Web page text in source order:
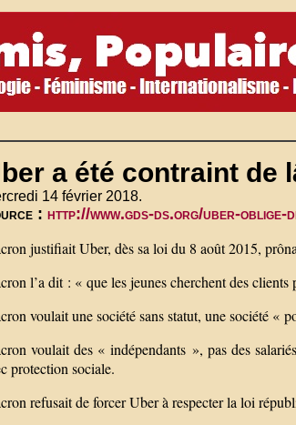
a été contraint de
14 février 2018.
:http://www.gds-ds.org/uber-oblige-
justifiait Uber, dès sa loi du 8 août 2015,
l’a dit : « que les jeunes cherchent des clients
voulait une société sans statut, une société «
voulait des « indépendants », pas des
protection sociale.
refusait de forcer Uber à respecter la loi